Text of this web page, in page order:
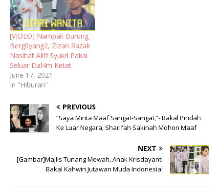
[VIDEO] Nampak Burung
Berg0yang2, Zizan Razak
Nasihat Aliff Syukri Pakai
Seluar Dal4m Ketat
June 17, 2021
In "Hiburan"
PREVIOUS
“Saya Minta Maaf Sangat-Sangat,”- Bakal Pindah
Ke Luar Negara, Sharifah Sakinah Mohon Maaf
NEXT
[Gambar]Majlis Tunang Mewah, Anak Krisdayanti
Bakal Kahwin Jutawan Muda Indonesia!